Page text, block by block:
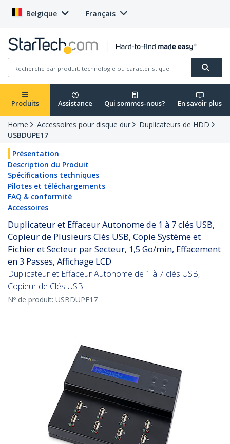
Belgique Français
Produits Assistance Qui sommes-nous? En savoir plus
Home Accessoires pour disque dur
Duplicateurs de HDD
USBDUPE17
Présentation
Description du Produit
Spécifications techniques
Pilotes et téléchargements
FAQ & conformité
Accessoires
Duplicateur et Effaceur Autonome de 1 à 7 clés USB,
Copieur de Plusieurs Clés USB, Copie Système et
Fichier et Secteur par Secteur, 1,5 Go/min, Effacement
en 3 Passes, Affichage LCD
Duplicateur et Effaceur Autonome de 1 à 7 clés USB,
Copieur de Clés USB
Nº de produit: USBDUPE17